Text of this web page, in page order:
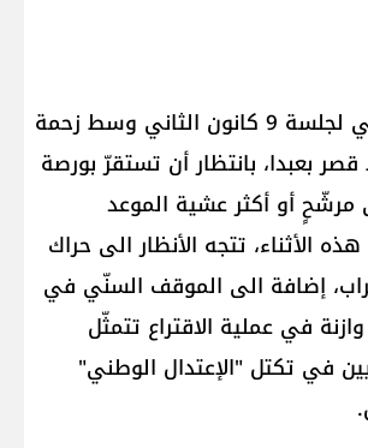
بدأ العدّ العكسي لجلسة 9 كانون الثاني وسط زحمة
بعبدا، بانتظار أن تستقرّ بورصة
مرشّحٍ أو أكثر عشية الموعد
الأثناء، تتجه الأنظار الى حراك
إضافة الى الموقف السنّي في
في عملية الاقتراع تتمثّل
في تكتل "الإعتدال الوطني"